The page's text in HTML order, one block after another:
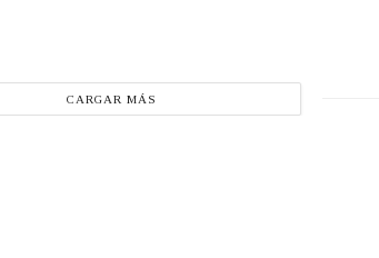
CARGAR MÁS